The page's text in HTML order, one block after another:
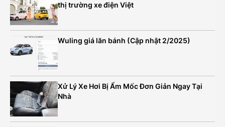
thị trường xe điện Việt
Wuling giá lăn bánh (Cập nhật 2/2025)
Xử Lý Xe Hơi Bị Ẩm Mốc Đơn Giản Ngay Tại
Nhà